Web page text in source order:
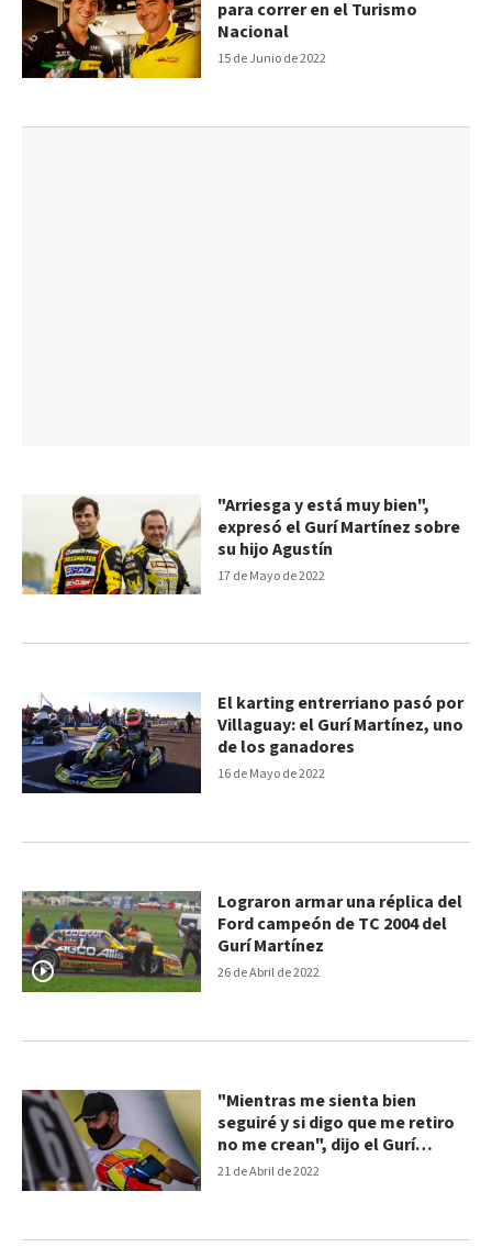
15 de Junio de 2022
para correr en el Turismo
Nacional
17 de Mayo de 2022
"Arriesga y está muy bien",
expresó el Gurí Martínez sobre
su hijo Agustín
16 de Mayo de 2022
El karting entrerriano pasó por
Villaguay: el Gurí Martínez, uno
de los ganadores
26 de Abril de 2022
Lograron armar una réplica del
Ford campeón de TC 2004 del
Gurí Martínez
21 de Abril de 2022
"Mientras me sienta bien
seguiré y si digo que me retiro
no me crean", dijo el Gurí
Martínez